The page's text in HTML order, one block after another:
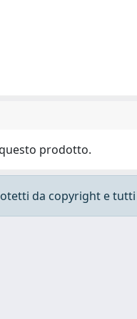
prodotto.
da copyright e